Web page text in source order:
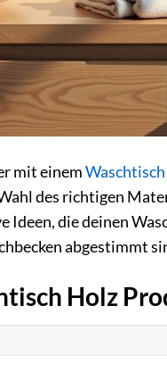
mit einemWaschtisch
des richtigen
die deinen
abgestimmt
Holz